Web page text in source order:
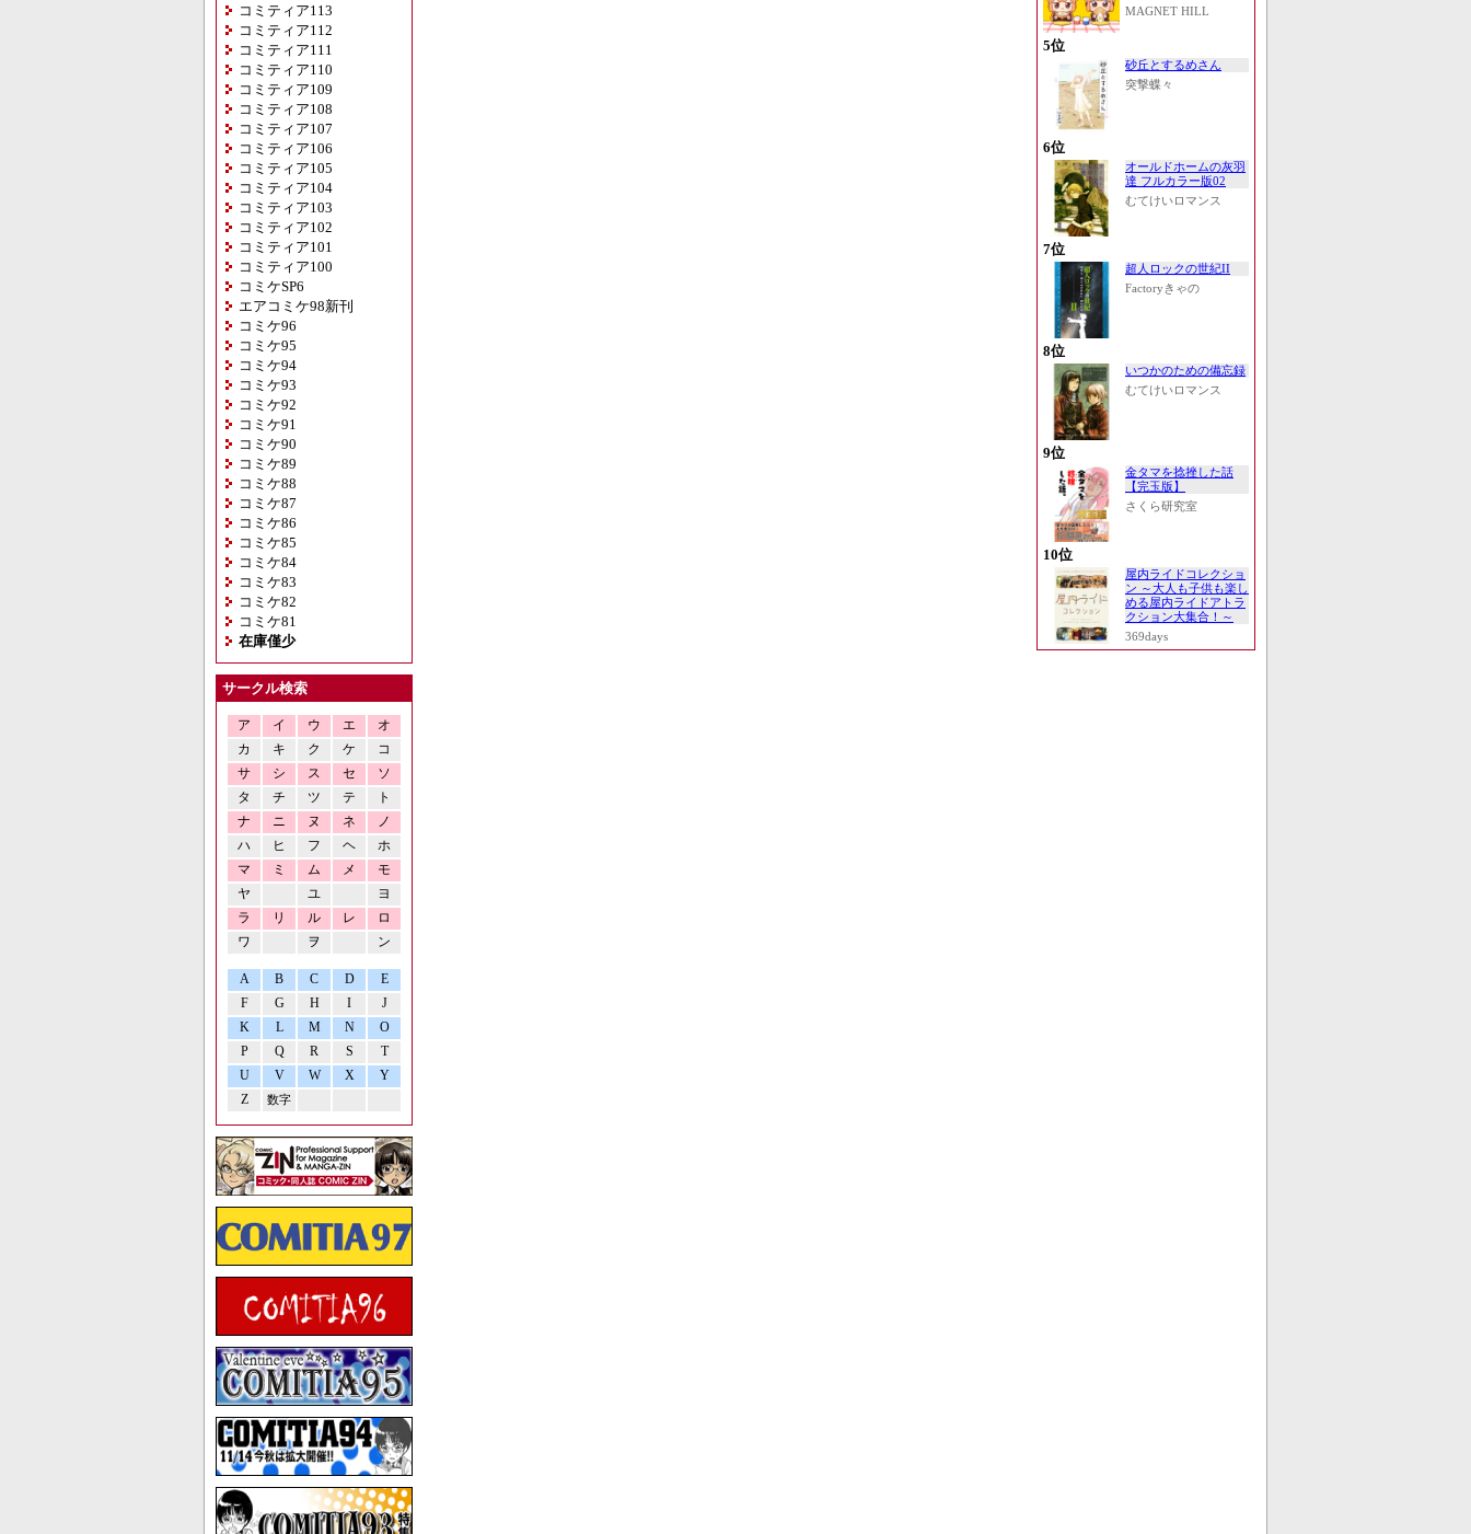
コミティア113
コミティア112
コミティア111
コミティア110
コミティア109
コミティア108
コミティア107
コミティア106
コミティア105
コミティア104
コミティア103
コミティア102
コミティア101
コミティア100
コミケSP6
エアコミケ98新刊
コミケ96
コミケ95
コミケ94
コミケ93
コミケ92
コミケ91
コミケ90
コミケ89
コミケ88
コミケ87
コミケ86
コミケ85
コミケ84
コミケ83
コミケ82
コミケ81
在庫僅少
サークル検索
ア イ ウ エ
オ
カ
キ ク ケ
コ
サ
シ ス セ
ソ
タ
チ ツ テ
ト
ナ
ニ ヌ ネ
ノ
ハ
ヒ フ ヘ
ホ
マ
ミ ム メ
モ
ヤ
ユ
ヨ
ラ
リ ル レ
ロ
ワ
ヲ ン
A B C D
E
F
G H I
J
K
L M N
O
P
Q R S
T
U
V W X
Y
Z
数字
MAGNET HILL
5位
砂丘とするめさん
突撃蝶々
6位
オールドホームの灰羽
達 フルカラー版02
むてけいロマンス
7位
超人ロックの世紀II
Factoryきゃの
8位
いつかのための備忘録
むてけいロマンス
9位
金タマを捻挫した話
【完玉版】
さくら研究室
10位
屋内ライドコレクショ
ン ～大人も子供も楽し
める屋内ライドアトラ
クション大集合！～
369days